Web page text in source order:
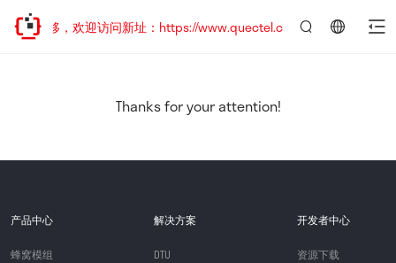
址已迁移，欢迎访问新址：https://www.quectel.com.cn
Thanks for your attention!
产品中心
蜂窝模组
解决方案
DTU
开发者中心
资源下载